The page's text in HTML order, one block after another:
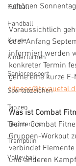
Fußball
Handball
Karate
Kinderturnen
Seniorensport
Sportabzeichen
Tanzen
Tischtennis
Trampolin
Volleyball
schönen
Voraussichtlich
oder Anfang
informiert werden
konkreter Termin
gerne eine kurze E-
Was ist Combat
Beim  Combat
Gruppen-Workout
verbindet Elemente
und anderen